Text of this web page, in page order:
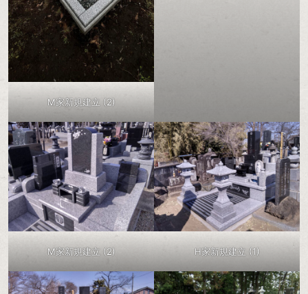
M家新規建立 (2)
M家新規建立 (2) H家新規建立 (1)